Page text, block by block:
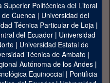
Superior Politécnica del Litoral
Cuenca| Universidad del
Técnica Particular de Loja|
del Ecuador| Universidad
| Universidad Estatal de
Técnica de Ambato |
Autónoma de los Andes|
Equinoccial| Pontificia